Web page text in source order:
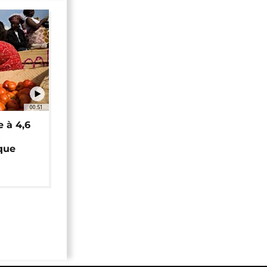
00:51
à 4,6